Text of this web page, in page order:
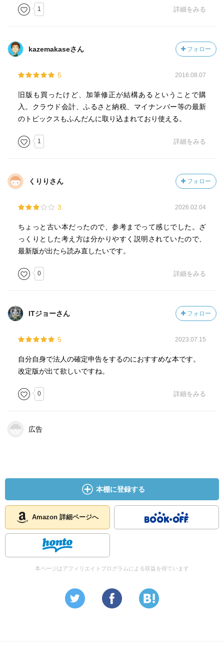
1 詳細をみる
kazemakaseさん フォロー
5 2016.08.07
旧版も買ったけど、加筆修正が結構あるということで購
入。クラウド会計、ふるさと納税、マイナンバー等の最新
のトピックスもふんだんに取り込まれており使える。
1 詳細をみる
くりりさん フォロー
3 2026.02.04
ちょっと古い本だったので、参考までって感じでした。ざ
っくりとした考え方は分かりやすく説明されていたので、
最新版が出たら読み直したいです。
0 詳細をみる
ITジョーさん フォロー
5 2023.07.15
自分自身で法人の確定申告をするのにおすすめな本です。
改定版が出て欲しいですね。
0 詳細をみる
広告
本棚に登録する
Amazon 詳細ページへ
本ページはアフィリエイトプログラムによる収益を得ています